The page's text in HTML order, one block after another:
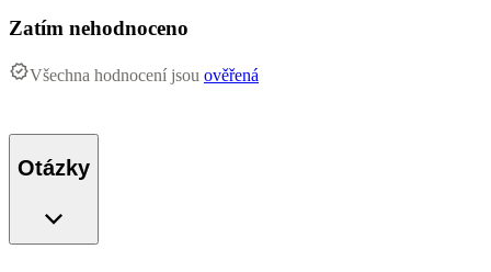
Zatím nehodnoceno
Všechna hodnocení jsou ověřená
Otázky